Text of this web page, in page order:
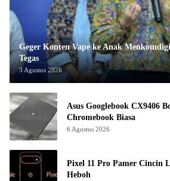
Geger Konten Vape ke Anak
Tegas
3 Agustus 2026
Asus Googlebook CX9406
Chromebook Biasa
6 Agustus 2026
Pixel 11 Pro Pamer Cincin
Heboh